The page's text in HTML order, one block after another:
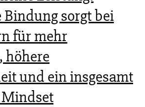
sorgt bei
für mehr
und ein insgesamt